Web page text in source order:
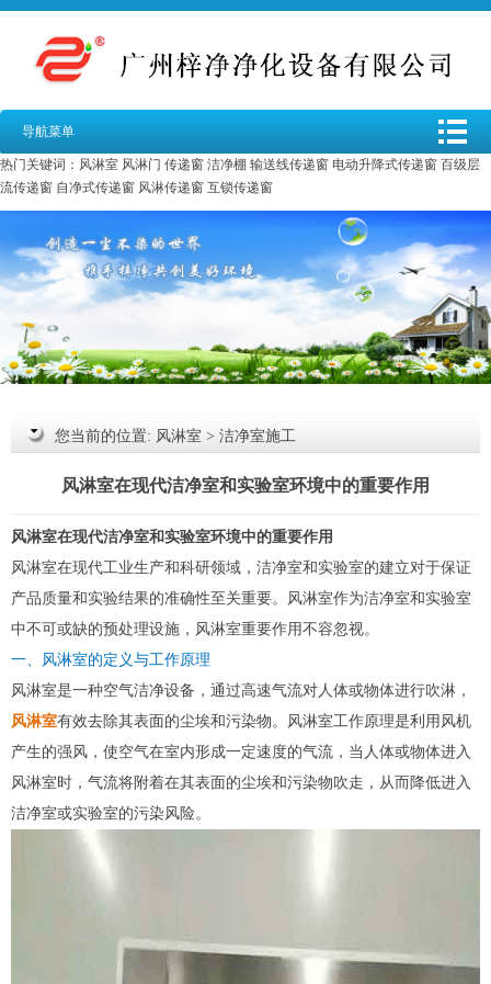
导航菜单
热门关键词： 风淋室 风淋门 传递窗 洁净棚 输送线传递窗 电动升降式传递窗 百级层
流传递窗 自净式传递窗 风淋传递窗 互锁传递窗
您当前的位置: 风淋室 > 洁净室施工
风淋室在现代洁净室和实验室环境中的重要作用
风淋室在现代洁净室和实验室环境中的重要作用
风淋室在现代工业生产和科研领域，洁净室和实验室的建立对于保证
产品质量和实验结果的准确性至关重要。风淋室作为洁净室和实验室
中不可或缺的预处理设施，风淋室重要作用不容忽视。
一、风淋室的定义与工作原理
风淋室是一种空气洁净设备，通过高速气流对人体或物体进行吹淋，
风淋室有效去除其表面的尘埃和污染物。风淋室工作原理是利用风机
产生的强风，使空气在室内形成一定速度的气流，当人体或物体进入
风淋室时，气流将附着在其表面的尘埃和污染物吹走，从而降低进入
洁净室或实验室的污染风险。